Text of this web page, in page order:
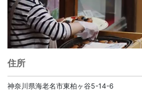
住所
神奈川県海老名市東柏ヶ谷5-14-6